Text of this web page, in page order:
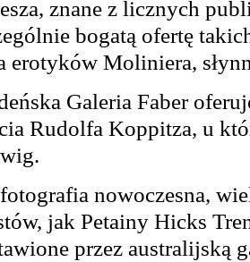
znane z licznych
bogatą ofertę
erotyków Moliniera,
Galeria Faber
Rudolfa Koppitza, u
nowoczesna,
jak Petainy Hicks
przez australijską